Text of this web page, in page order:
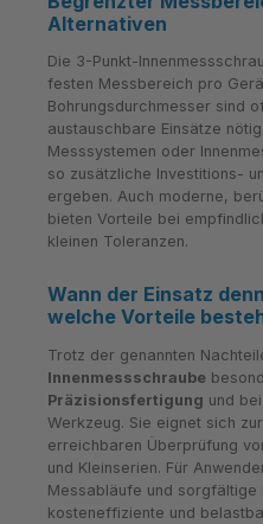
Alternativen
Die 3-Punkt-
festen Messbereich pro
Bohrungsdurchmesser sind
austauschbare Einsätze
Messsystemen oder
so zusätzliche Investitions-
ergeben. Auch moderne,
bieten Vorteile bei
kleinen Toleranzen.
Wann der Einsatz
welche Vorteile
Trotz der genannten
Innenmessschraube
Präzisionsfertigung und
Werkzeug. Sie eignet sich
erreichbaren Überprüfung
und Kleinserien. Für
Messabläufe und
kosteneffiziente und